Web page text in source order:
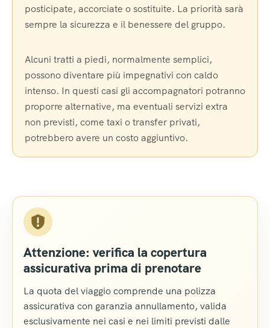
posticipate, accorciate o sostituite. La priorità sarà
sempre la sicurezza e il benessere del gruppo.
Alcuni tratti a piedi, normalmente semplici,
possono diventare più impegnativi con caldo
intenso. In questi casi gli accompagnatori potranno
proporre alternative, ma eventuali servizi extra
non previsti, come taxi o transfer privati,
potrebbero avere un costo aggiuntivo.
Attenzione: verifica la copertura
assicurativa prima di prenotare
La quota del viaggio comprende una polizza
assicurativa con garanzia annullamento, valida
esclusivamente nei casi e nei limiti previsti dalle